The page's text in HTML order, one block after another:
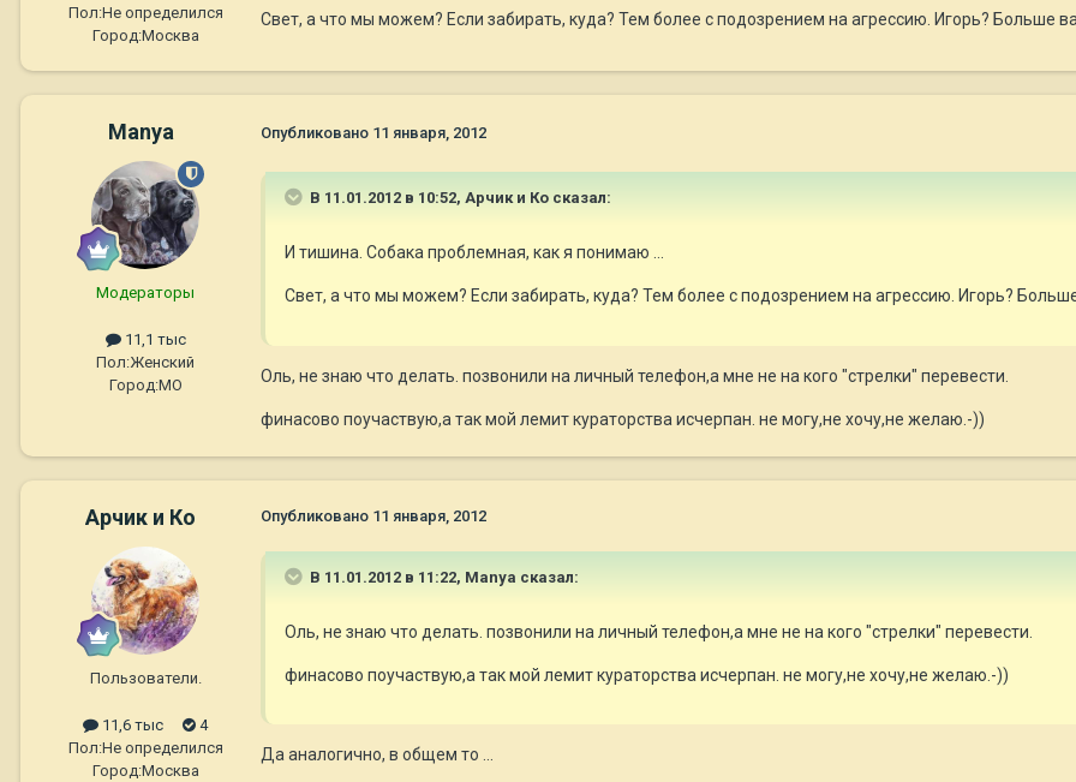
Пол:Не определился
Город:Москва
Свет, а что мы можем? Если забирать, куда? Тем более с подозрением на агрессию. Игорь? Больше
Manya
Модераторы
11,1 тыс
Пол:Женский
Город:МО
Опубликовано 11 января, 2012
В 11.01.2012 в 10:52, Арчик и Ко сказал:
И тишина. Собака проблемная, как я понимаю ...
Свет, а что мы можем? Если забирать, куда? Тем более с подозрением на агрессию. Игорь?
Оль, не знаю что делать. позвонили на личный телефон,а мне не на кого "стрелки" перевести.
финасово поучаствую,а так мой лемит кураторства исчерпан. не могу,не хочу,не желаю.-))
Арчик и Ко
Пользователи.
11,6 тыс
4
Пол:Не определился
Город:Москва
Опубликовано 11 января, 2012
В 11.01.2012 в 11:22, Manya сказал:
Оль, не знаю что делать. позвонили на личный телефон,а мне не на кого "стрелки" перевести.
финасово поучаствую,а так мой лемит кураторства исчерпан. не могу,не хочу,не желаю.-))
Да аналогично, в общем то ...